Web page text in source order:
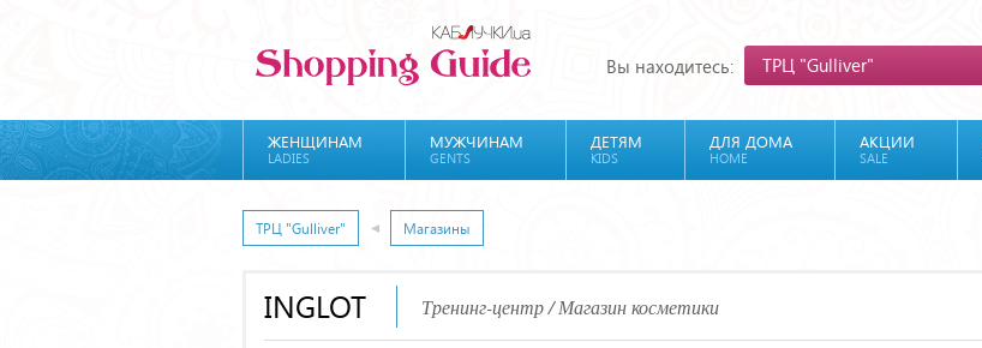
Вы находитесь: ТРЦ "Gulliver"
ЖЕНЩИНАМ
LADIES
МУЖЧИНАМ
GENTS
ДЕТЯМ
KIDS
ДЛЯ ДОМА
HOME
АКЦИИ
SALE
ТРЦ "Gulliver" Магазины
INGLOT Тренинг-центр / Магазин косметики